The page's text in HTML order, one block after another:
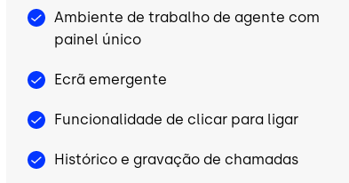
Ambiente de trabalho de agente com
painel único
Ecrã emergente
Funcionalidade de clicar para ligar
Histórico e gravação de chamadas